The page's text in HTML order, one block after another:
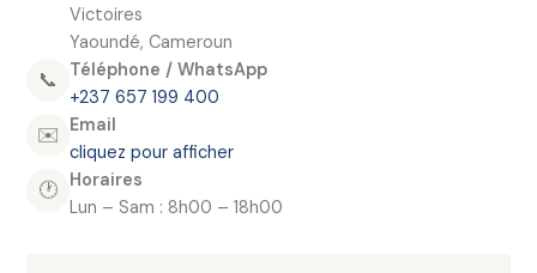
Victoires
Yaoundé, Cameroun
📞
Téléphone / WhatsApp
+237 657 199 400
✉️
Email
cliquez pour afficher
🕐
Horaires
Lun – Sam : 8h00 – 18h00